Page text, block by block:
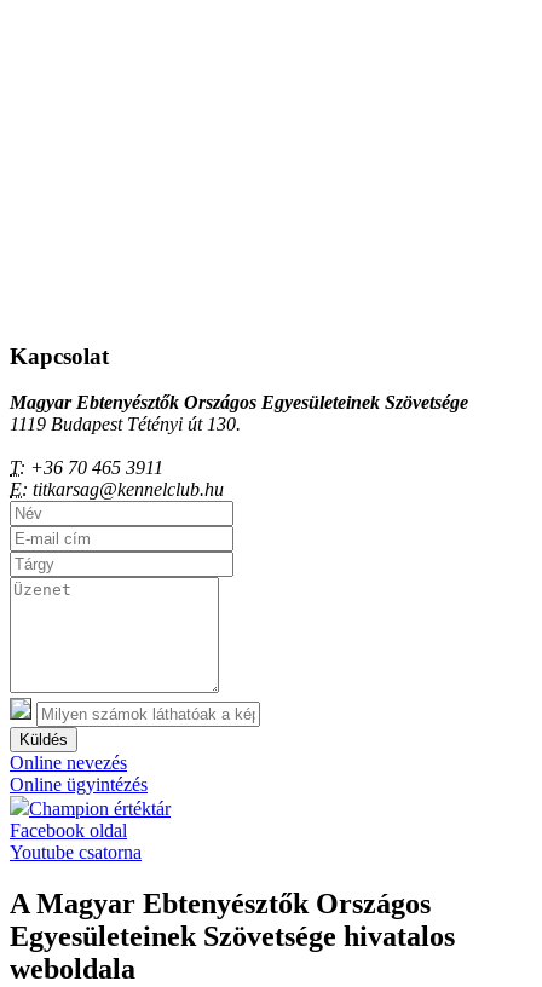
Kapcsolat
Magyar Ebtenyésztők Országos Egyesületeinek Szövetsége
1119 Budapest Tétényi út 130.
T: +36 70 465 3911
E: titkarsag@kennelclub.hu
Küldés
Online nevezés
Online ügyintézés
Champion értéktár
Facebook oldal
Youtube csatorna
A Magyar Ebtenyésztők Országos
Egyesületeinek Szövetsége hivatalos
weboldala